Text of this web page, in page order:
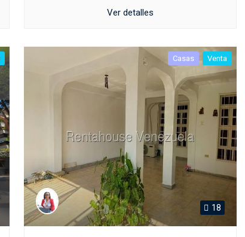
Ver detalles
Casas Venta
18